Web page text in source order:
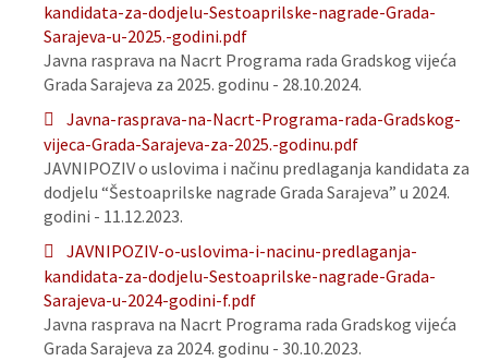
kandidata-za-dodjelu-Sestoaprilske-nagrade-Grada-
Sarajeva-u-2025.-godini.pdf
Javna rasprava na Nacrt Programa rada Gradskog vijeća
Grada Sarajeva za 2025. godinu - 28.10.2024.
Javna-rasprava-na-Nacrt-Programa-rada-Gradskog-
vijeca-Grada-Sarajeva-za-2025.-godinu.pdf
JAVNIPOZIV o uslovima i načinu predlaganja kandidata za
dodjelu “Šestoaprilske nagrade Grada Sarajeva” u 2024.
godini - 11.12.2023.
JAVNIPOZIV-o-uslovima-i-nacinu-predlaganja-
kandidata-za-dodjelu-Sestoaprilske-nagrade-Grada-
Sarajeva-u-2024-godini-f.pdf
Javna rasprava na Nacrt Programa rada Gradskog vijeća
Grada Sarajeva za 2024. godinu - 30.10.2023.